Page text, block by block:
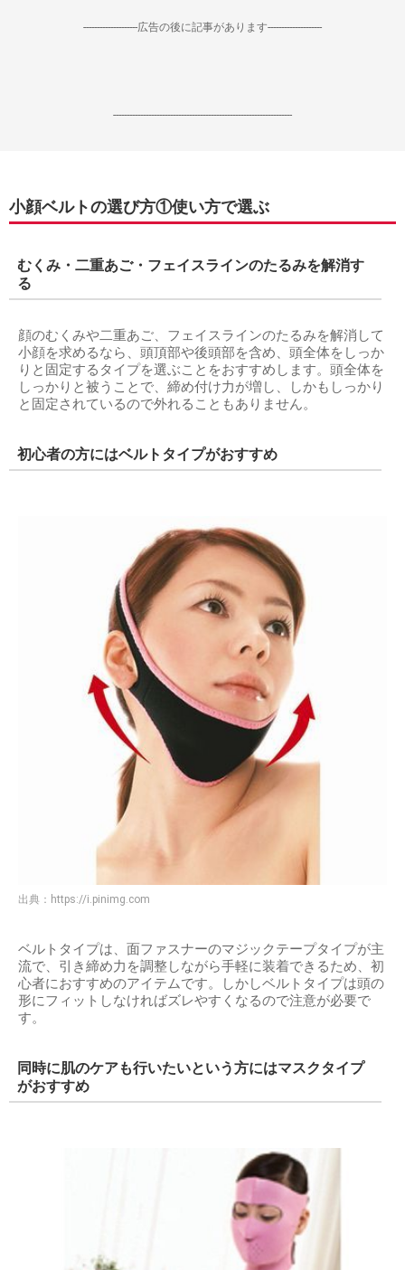
--------------------広告の後に記事があります--------------------
------------------------------------------------------------------
小顔ベルトの選び方①使い方で選ぶ
むくみ・二重あご・フェイスラインのたるみを解消す
る
顔のむくみや二重あご、フェイスラインのたるみを解消して
小顔を求めるなら、頭頂部や後頭部を含め、頭全体をしっか
りと固定するタイプを選ぶことをおすすめします。頭全体を
しっかりと被うことで、締め付け力が増し、しかもしっかり
と固定されているので外れることもありません。
初心者の方にはベルトタイプがおすすめ
出典： https://i.pinimg.com
ベルトタイプは、面ファスナーのマジックテープタイプが主
流で、引き締め力を調整しながら手軽に装着できるため、初
心者におすすめのアイテムです。しかしベルトタイプは頭の
形にフィットしなければズレやすくなるので注意が必要で
す。
同時に肌のケアも行いたいという方にはマスクタイプ
がおすすめ